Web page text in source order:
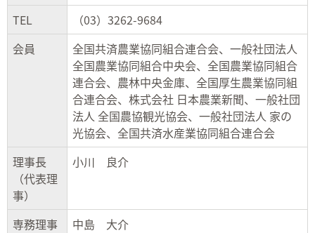
TEL
（03）3262-9684
会員
全国共済農業協同組合連合会、一般社団法人
全国農業協同組合中央会、全国農業協同組合
連合会、農林中央金庫、全国厚生農業協同組
合連合会、株式会社 日本農業新聞、一般社団
法人 全国農協観光協会、一般社団法人 家の
光協会、全国共済水産業協同組合連合会
理事長
（代表理
事）
小川 良介
専務理事
中島 大介